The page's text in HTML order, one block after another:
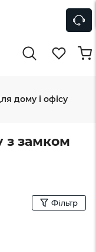
дому і офісу
з замком
Фільтр